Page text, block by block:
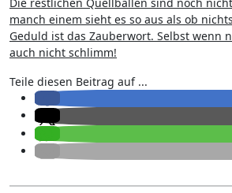
manch einem sieht es so aus als ob
Geduld ist das Zauberwort. Selbst wenn
auch nicht schlimm!
Teile diesen Beitrag auf ...